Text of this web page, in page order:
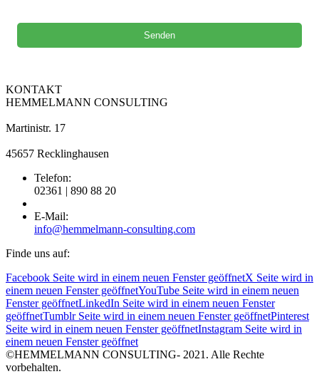
KONTAKT
HEMMELMANN CONSULTING
Martinistr. 17
45657 Recklinghausen
Telefon:
02361 | 890 88 20
E-Mail:
info@hemmelmann-consulting.com
Finde uns auf:
Facebook Seite wird in einem neuen Fenster geöffnetX Seite wird in
einem neuen Fenster geöffnetYouTube Seite wird in einem neuen
Fenster geöffnetLinkedIn Seite wird in einem neuen Fenster
geöffnetTumblr Seite wird in einem neuen Fenster geöffnetPinterest
Seite wird in einem neuen Fenster geöffnetInstagram Seite wird in
einem neuen Fenster geöffnet
©HEMMELMANN CONSULTING- 2021. Alle Rechte
vorbehalten.